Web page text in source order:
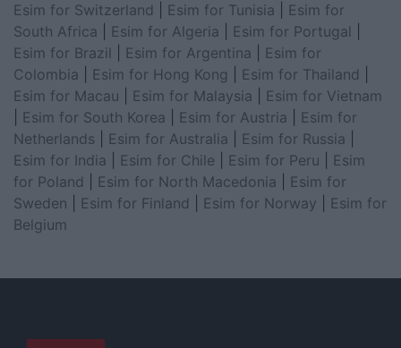
Esim for Switzerland
Esim for Tunisia
Esim for
South Africa
Esim for Algeria Esim for Portugal
Esim for Brazil
Esim for Argentina
Esim for
Colombia
Esim for Hong Kong Esim for Thailand
Esim for Macau
Esim for Malaysia
Esim for Vietnam
Esim for South Korea Esim for Austria
Esim for
Netherlands
Esim for Australia Esim for Russia
Esim for India
Esim for Chile Esim for Peru
Esim
for Poland
Esim for North Macedonia
Esim for
Sweden
Esim for Finland Esim for Norway
Esim for
Belgium